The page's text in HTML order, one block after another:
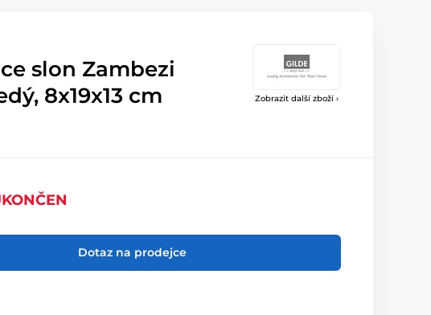
Zobrazit další zboží ›
slon Zambezi
8x19x13 cm
Dotaz na prodejce